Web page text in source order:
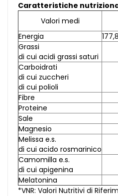
Caratteristiche
Valori medi
Energia
Grassi
di cui acidi grassi saturi
Carboidrati
di cui zuccheri
di cui polioli
Fibre
Proteine
Sale
Magnesio
Melissa e.s.
di cui acido rosmarinico
Camomilla e.s.
di cui apigenina
Melatonina
*VNR: Valori Nutritivi di